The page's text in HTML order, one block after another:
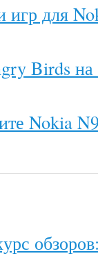
для
Birds
Nokia